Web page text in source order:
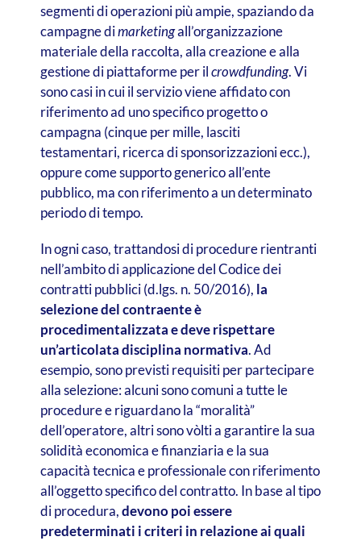
segmenti di operazioni più ampie, spaziando da
campagne dimarketingall’organizzazione
materiale della raccolta, alla creazione e alla
gestione di piattaforme per ilcrowdfunding. Vi
sono casi in cui il servizio viene affidato con
riferimento ad uno specifico progetto o
campagna (cinque per mille, lasciti
testamentari, ricerca di sponsorizzazioni ecc.),
oppure come supporto generico all’ente
pubblico, ma con riferimento a un determinato
periodo di tempo.
In ogni caso, trattandosi di procedure rientranti
nell’ambito di applicazione del Codice dei
contratti pubblici (d.lgs. n. 50/2016), la
selezione del contraente è
procedimentalizzata e deve rispettare
un’articolata disciplina normativa. Ad
esempio, sono previsti requisiti per partecipare
alla selezione: alcuni sono comuni a tutte le
procedure e riguardano la “moralità”
dell’operatore, altri sono vòlti a garantire la sua
solidità economica e finanziaria e la sua
capacità tecnica e professionale con riferimento
all’oggetto specifico del contratto. In base al tipo
di procedura,devono poi essere
predeterminati i criteri in relazione ai quali